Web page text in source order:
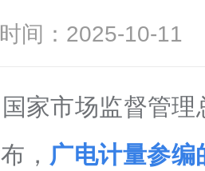
时间：2025-10-
家市场监督管
， 广电计量参编